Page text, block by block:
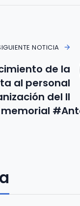
NOTICIA
de la
al personal
del II
memorial